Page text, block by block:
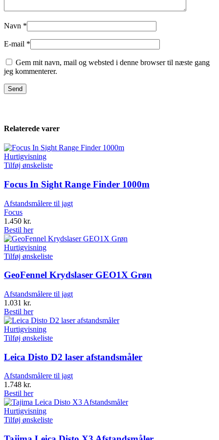
Navn *
E-mail *
Gem mit navn, mail og websted i denne browser til næste gang
jeg kommenterer.
Relaterede varer
Hurtigvisning
Tilføj ønskeliste
Focus In Sight Range Finder 1000m
Afstandsmålere til jagt
Focus
1.450 kr.
Bestil her
Hurtigvisning
Tilføj ønskeliste
GeoFennel Krydslaser GEO1X Grøn
Afstandsmålere til jagt
1.031 kr.
Bestil her
Hurtigvisning
Tilføj ønskeliste
Leica Disto D2 laser afstandsmåler
Afstandsmålere til jagt
1.748 kr.
Bestil her
Hurtigvisning
Tilføj ønskeliste